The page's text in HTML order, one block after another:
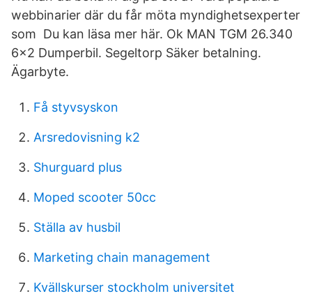
webbinarier där du får möta myndighetsexperter
som Du kan läsa mer här. Ok MAN TGM 26.340
6x2 Dumperbil. Segeltorp Säker betalning.
Ägarbyte.
Få styvsyskon
Arsredovisning k2
Shurguard plus
Moped scooter 50cc
Ställa av husbil
Marketing chain management
Kvällskurser stockholm universitet